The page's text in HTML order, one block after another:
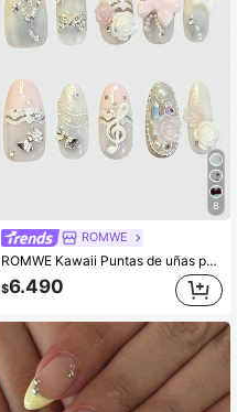
8
ROMWE
ROMWE Kawaii Puntas de uñas postizas hechas a mano de la serie rosa con diseño de corazón romántico, estilo bailarina con borde de encaje, lazo, alas blancas y nota musical de metal, para chica enérgica, producción en masa
$6.490